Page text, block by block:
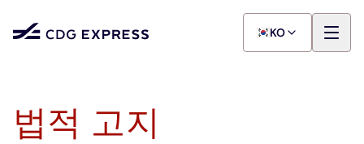
KO
법적 고지